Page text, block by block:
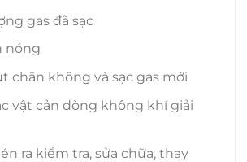
gas đã sạc
nóng
chân không và sạc gas mới
vật cản dòng không khí giải
ra kiểm tra, sửa chữa, thay